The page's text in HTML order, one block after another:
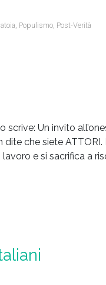
Populismo Post-Verità
Un invito
che siete
e si sacrifica a